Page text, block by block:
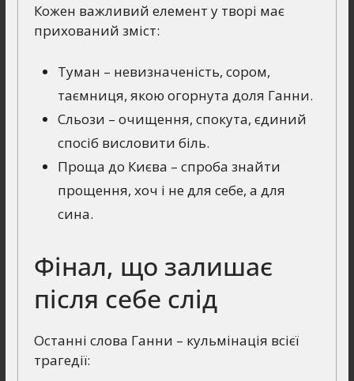
Кожен важливий елемент у творі має
прихований зміст:
Туман – невизначеність, сором,
таємниця, якою огорнута доля Ганни.
Сльози – очищення, спокута, єдиний
спосіб висловити біль.
Проща до Києва – спроба знайти
прощення, хоч і не для себе, а для
сина.
Фінал, що залишає
після себе слід
Останні слова Ганни – кульмінація всієї
трагедії: